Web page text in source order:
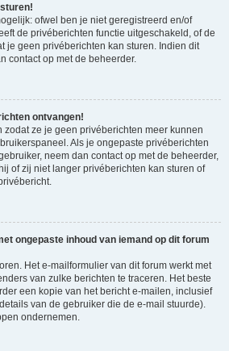
ofwel ben je niet geregistreerd en/of
de privéberichten functie uitgeschakeld, of de
je geen privéberichten kan sturen. Indien dit
contact op met de beheerder.
ontvangen!
zodat ze je geen privéberichten meer kunnen
Als je ongepaste privéberichten
neem dan contact op met de beheerder,
of zij niet langer privéberichten kan sturen of
ongepaste inhoud van iemand op dit forum
Het e-mailformulier van dit forum werkt met
van zulke berichten te traceren. Het beste
een kopie van het bericht e-mailen, inclusief
van de gebruiker die de e-mail stuurde).
ondernemen.